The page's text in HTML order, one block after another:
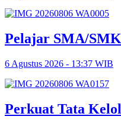
Pelajar SMA/
6 Agustus 2026 - 13:37 WIB
Perkuat Tata